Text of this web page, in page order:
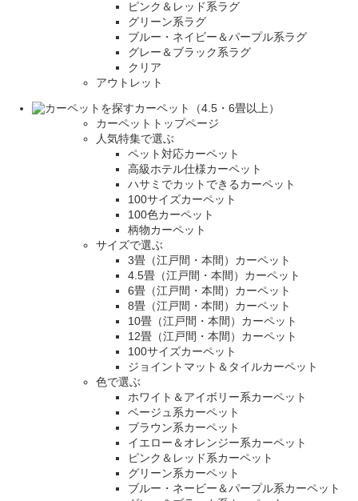
ピンク＆レッド系ラグ
グリーン系ラグ
ブルー・ネイビー＆パープル系ラグ
グレー＆ブラック系ラグ
クリア
アウトレット
カーペット（4.5・6畳以上）
カーペットトップページ
人気特集で選ぶ
ペット対応カーペット
高級ホテル仕様カーペット
ハサミでカットできるカーペット
100サイズカーペット
100色カーペット
柄物カーペット
サイズで選ぶ
3畳（江戸間・本間）カーペット
4.5畳（江戸間・本間）カーペット
6畳（江戸間・本間）カーペット
8畳（江戸間・本間）カーペット
10畳（江戸間・本間）カーペット
12畳（江戸間・本間）カーペット
100サイズカーペット
ジョイントマット＆タイルカーペット
色で選ぶ
ホワイト＆アイボリー系カーペット
ベージュ系カーペット
ブラウン系カーペット
イエロー＆オレンジー系カーペット
ピンク＆レッド系カーペット
グリーン系カーペット
ブルー・ネービー＆パープル系カーペット